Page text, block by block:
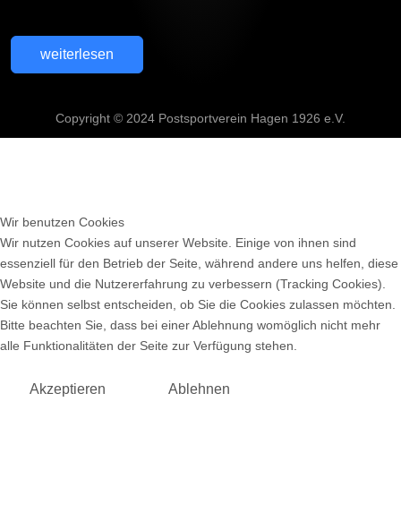
weiterlesen
Copyright © 2024 Postsportverein Hagen 1926 e.V.
Wir benutzen Cookies
Wir nutzen Cookies auf unserer Website. Einige von ihnen sind
essenziell für den Betrieb der Seite, während andere uns helfen, diese
Website und die Nutzererfahrung zu verbessern (Tracking Cookies).
Sie können selbst entscheiden, ob Sie die Cookies zulassen möchten.
Bitte beachten Sie, dass bei einer Ablehnung womöglich nicht mehr
alle Funktionalitäten der Seite zur Verfügung stehen.
Akzeptieren Ablehnen